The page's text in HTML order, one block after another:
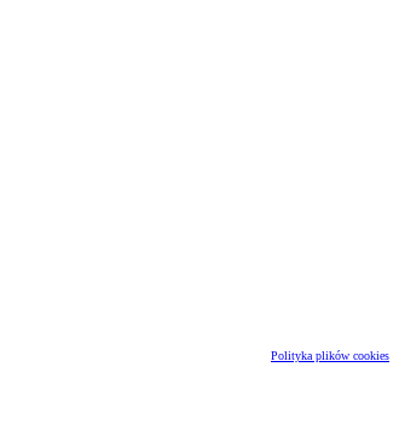
Polityka plików cookies